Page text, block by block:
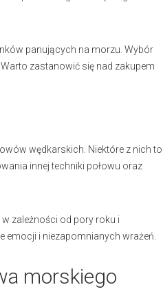
panujących na morzu. Wybór
zastanowić się nad zakupem
wędkarskich. Niektóre z nich to
innej techniki połowu oraz
zależności od pory roku i
emocji i niezapomnianych wrażeń.
morskiego